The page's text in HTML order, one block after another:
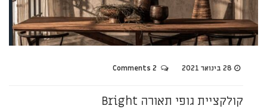
28 בינואר 2021
קולקציית גופי תאורה Bright